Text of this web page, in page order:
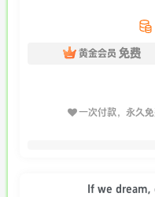
黄金会员 免费
一次付款，永久
If we dream,